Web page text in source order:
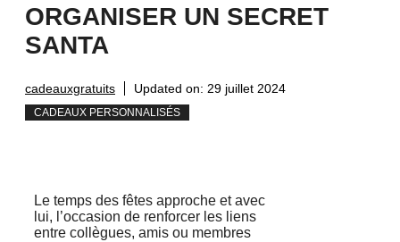
ORGANISER UN SECRET
SANTA
cadeauxgratuits Updated on: 29 juillet 2024
CADEAUX PERSONNALISÉS
Le temps des fêtes approche et avec
lui, l’occasion de renforcer les liens
entre collègues, amis ou membres